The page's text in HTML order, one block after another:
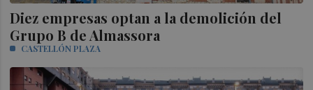
Diez empresas optan a la demolición del
Grupo B de Almassora
CASTELLÓN PLAZA